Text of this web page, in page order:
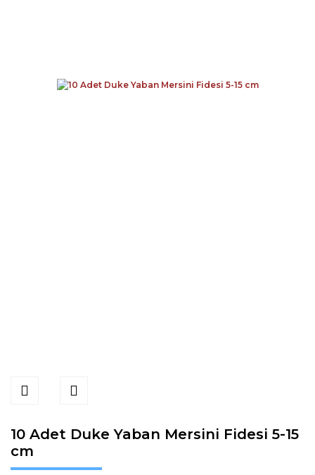
10 Adet Duke Yaban Mersini Fidesi 5-15
cm